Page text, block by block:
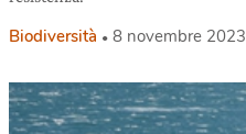
Biodiversità 8 novembre 2023